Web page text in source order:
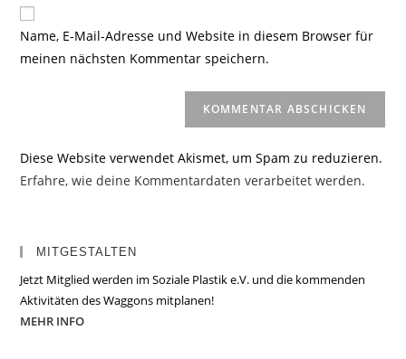
ein
zum
Kommentieren
ein
URL
Name, E-Mail-Adresse und Website in diesem Browser für
meinen nächsten Kommentar speichern.
Diese Website verwendet Akismet, um Spam zu reduzieren.
Erfahre, wie deine Kommentardaten verarbeitet werden.
MITGESTALTEN
Jetzt Mitglied werden im Soziale Plastik e.V. und die kommenden
Aktivitäten des Waggons mitplanen!
MEHR INFO